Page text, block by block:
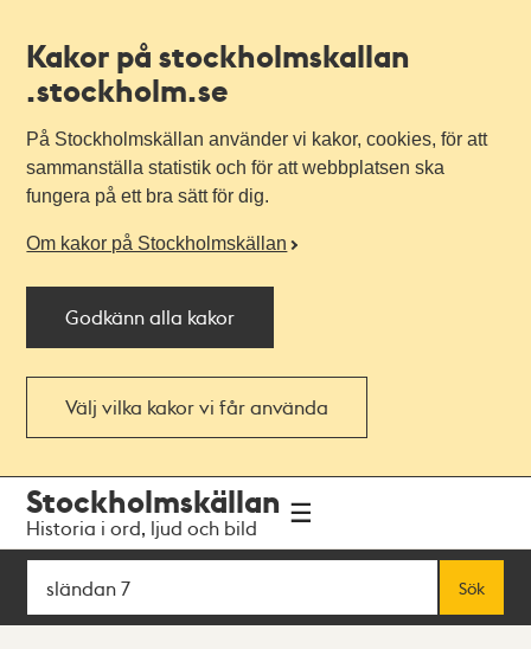
Kakor på stockholmskallan
.stockholm.se
På Stockholmskällan använder vi kakor, cookies, för att
sammanställa statistik och för att webbplatsen ska
fungera på ett bra sätt för dig.
Om kakor på Stockholmskällan
Godkänn alla kakor
Välj vilka kakor vi får använda
navigationen
huvudinnehållet
Stockholmskällan
Historia i ord, ljud och bild
Sök
Sök